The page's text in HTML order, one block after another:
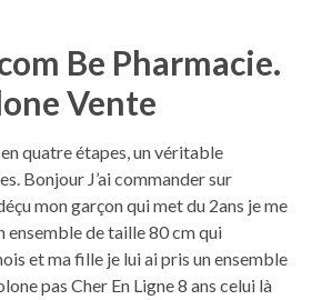
Be Pharmacie.
Vente
quatre étapes, un véritable
Bonjour J’ai commander sur
mon garçon qui met du 2ans je me
ensemble de taille 80 cm qui
et ma fille je lui ai pris un ensemble
pas Cher En Ligne 8 ans celui là